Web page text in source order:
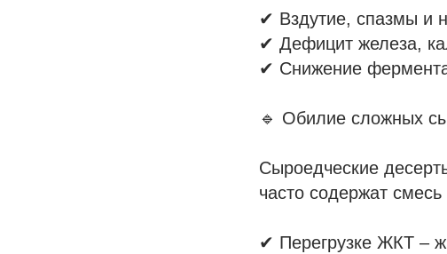
✔ Вздутие, спазмы и
✔ Дефицит железа,
✔ Снижение
🔹 Обилие сложных
Сыроедческие
часто содержат
✔ Перегрузке ЖКТ –